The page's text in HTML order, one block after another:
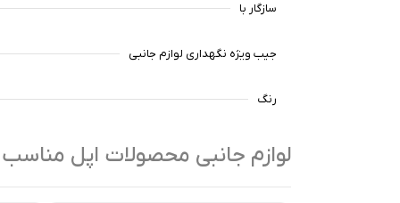
سازگار با
جیب ویژه نگهداری لوازم جانبی
رنگ
لوازم جانبی محصولات اپل